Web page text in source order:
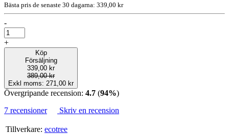
Bästa pris de senaste 30 dagarna: 339,00 kr
-
+
Köp
Försäljning
339,00 kr
389,00 kr
Exkl moms: 271,00 kr
Övergripande recension: 4.7 (94%)
7 recensioner
Skriv en recension
Tillverkare: ecotree